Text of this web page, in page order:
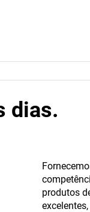
dias.
produtos